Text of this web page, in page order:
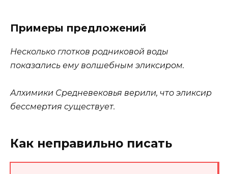
Примеры предложений
Несколько глотков родниковой воды
показались ему волшебным эликсиром.
Алхимики Средневековья верили, что эликсир
бессмертия существует.
Как неправильно писать